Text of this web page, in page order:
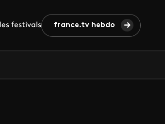
festivals france.tv hebdo